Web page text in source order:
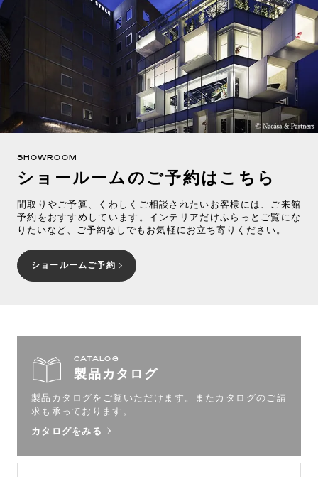
SHOWROOM
ショールームのご予約はこちら
間取りやご予算、くわしくご相談されたいお客様には、ご来館
予約をおすすめしています。インテリアだけふらっとご覧にな
りたいなど、ご予約なしでもお気軽にお立ち寄りください。
ショールームご予約
CATALOG
製品カタログ
製品カタログをご覧いただけます。
またカタログのご請
求も承っております。
カタログをみる